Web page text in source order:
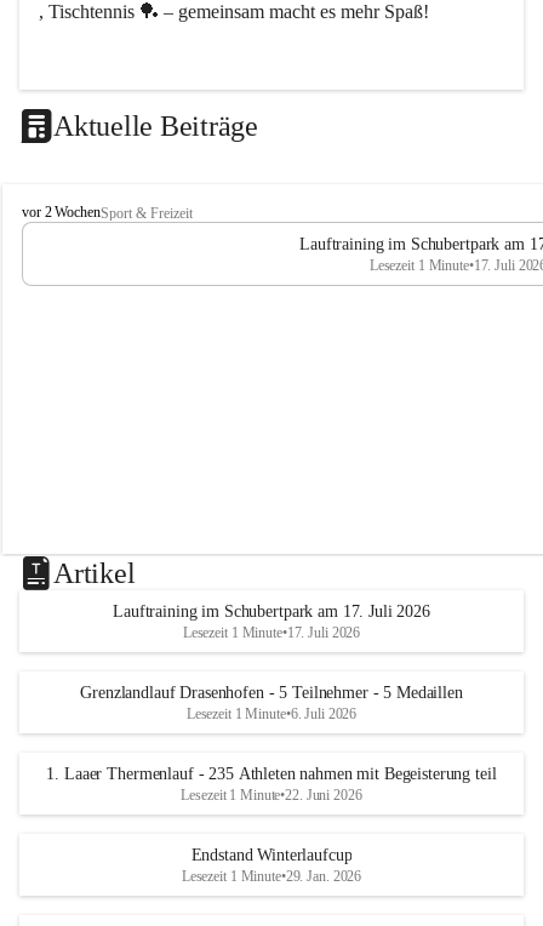
, Tischtennis 🏓 – gemeinsam macht es mehr Spaß!
Aktuelle Beiträge
L
V
a
vor 2 WochenSport & Freizeit
Lauftraining im Schubertpark am
Lesezeit 1 Minute•17. Juli
Artikel
Lauftraining im Schubertpark am 17. Juli 2026
Lesezeit 1 Minute•17. Juli 2026
Grenzlandlauf Drasenhofen - 5 Teilnehmer - 5 Medaillen
Lesezeit 1 Minute•6. Juli 2026
1. Laaer Thermenlauf - 235 Athleten nahmen mit Begeisterung teil
Lesezeit 1 Minute•22. Juni 2026
Endstand Winterlaufcup
Lesezeit 1 Minute•29. Jan. 2026